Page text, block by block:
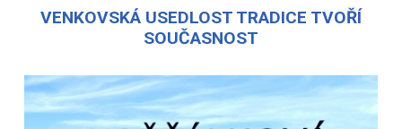
VENKOVSKÁ USEDLOST TRADICE TVOŘÍ
SOUČASNOST